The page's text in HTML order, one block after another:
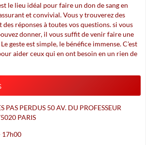
le lieu idéal pour faire un don de sang en
et convivial. Vous y trouverez des
réponses à toutes vos questions. si vous
donner, il vous suffit de venir faire une
geste est simple, le bénéfice immense. C'est
aider ceux qui en ont besoin en un rien de
PAS PERDUS 50 AV. DU PROFESSEUR
PARIS
17h00